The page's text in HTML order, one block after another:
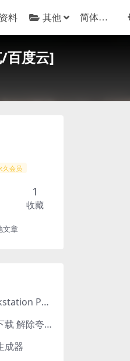
料 其他
百度云]
久会员
1
收藏
文章
VMware Workstation Pro 16 永久激活密钥(序列号)
夸克网盘直链下载 解除夸克网盘下载限制 油猴脚本
成器